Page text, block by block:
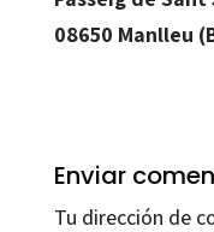
08650 Manlleu
Enviar
Tu dirección de